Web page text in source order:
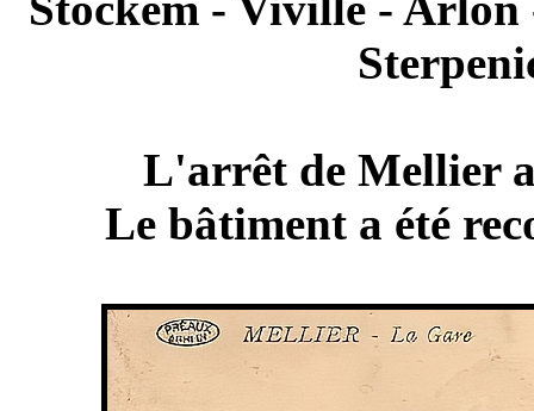
L'arrêt de Mellier
Le bâtiment a été